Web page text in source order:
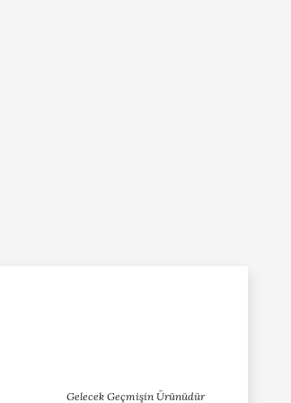
Gelecek Geçmişin Ürünüdür